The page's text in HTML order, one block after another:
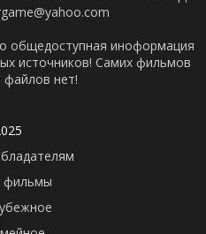
общедоступная иноформация
источников! Самих фильмов
файлов нет!
фильмы